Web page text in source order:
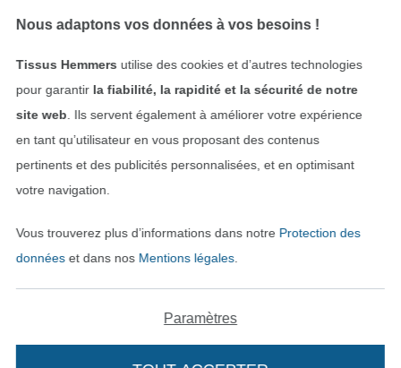
Nos partenaires logistiques
Mentions légales
Protection des données
Nous adaptons vos données à vos besoins !
Tissus Hemmers utilise des cookies et d’autres technologies
pour garantir la fiabilité, la rapidité et la sécurité de notre
site web . Ils servent également à améliorer votre expérience
en tant qu’utilisateur en vous proposant des contenus
pertinents et des publicités personnalisées, et en optimisant
votre navigation.
Vous trouverez plus d’informations dans notre Protection des
donnéeset dans nos Mentions légales.
Paramètres